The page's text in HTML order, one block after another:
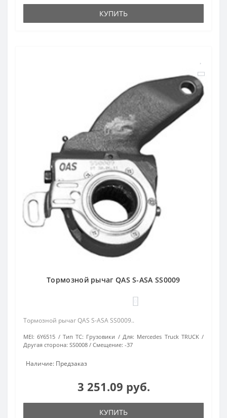
КУПИТЬ
Тормозной рычаг QAS S-ASA SS0009
Тормозной рычаг QAS S-ASA SS0009..
MEI: 6Y6515 Тип ТС: Грузовики Для: Mercedes Truck TRUCK
Другая сторона: SS0008 Смещение: -37
Наличие: Предзаказ
3 251.09 руб.
КУПИТЬ